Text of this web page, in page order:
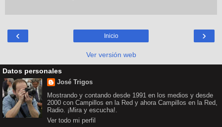
‹ ›
Inicio
Ver versión web
Datos personales
José Trigos
Mostrando y contando desde 1991 en los medios y desde
2000 con Campillos en la Red y ahora Campillos en la Red,
Radio. ¡Mira y escucha!.
Ver todo mi perfil